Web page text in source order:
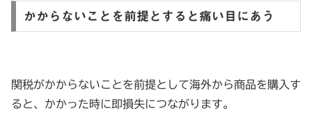
かからないことを前提とすると痛い目にあう
関税がかからないことを前提として海外から商品を購入す
ると、かかった時に即損失につながります。